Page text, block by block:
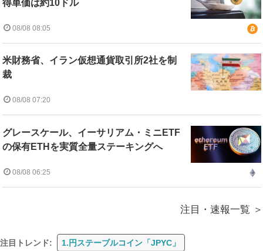
得単価は約10ドル
08/08 08:05
米財務省、イラン仮想通貨取引所2社を制
裁
08/08 07:20
グレースケール、イーサリアム・ミニETF
の保有ETHを実質全量ステーキングへ
08/08 06:25
注目・速報一覧
注目トレンド: 1.円ステーブルコイン「JPYC」